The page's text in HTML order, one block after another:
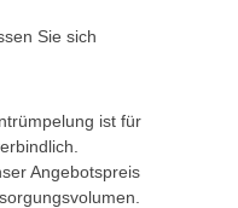
Sie sich
ist für
Angebotspreis